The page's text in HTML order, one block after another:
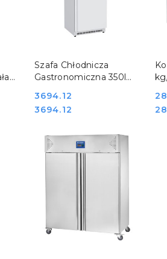
Szafa Chłodnicza
Gastronomiczna 350l
Cena:
3694.12
Cena:
3694.12
DO KOSZYKA